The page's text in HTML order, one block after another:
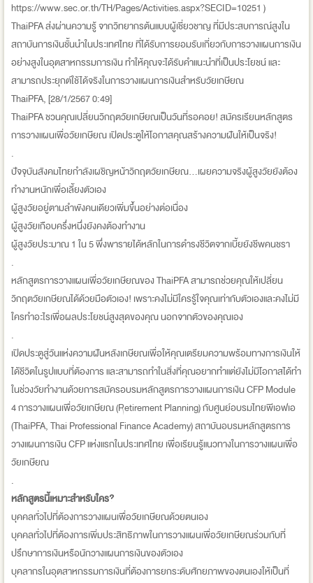
https://www.sec.or.th/TH/Pages/Activities.aspx?SECID=10251 )
ThaiPFA ส่งผ่านความรู้ จากวิทยากรต้นแบบผู้เชี่ยวชาญ ที่มีประสบการณ์สูงใน
สถาบันการเงินชั้นนำในประเทศไทย ที่ได้รับการยอมรับเกี่ยวกับการวางแผนการเงิน
อย่างสูงในอุตสาหกรรมการเงิน ทำให้คุณจะได้รับคำแนะนำที่เป็นประโยชน์ และ
สามารถประยุกต์ใช้ได้จริงในการวางแผนการเงินสำหรับวัยเกษียณ
ThaiPFA, [28/1/2567 0:49]
ThaiPFA ชวนคุณเปลี่ยนวิกฤตวัยเกษียณเป็นวันที่รอคอย! สมัครเรียนหลักสูตร
การวางแผนเพื่อวัยเกษียณ เปิดประตูให้โอกาสคุณสร้างความฝันให้เป็นจริง!
.
ปัจจุบันสังคมไทยกำลังเผชิญหน้าวิกฤตวัยเกษียณ...เผยความจริงผู้สูงวัยยังต้อง
ทำงานหนักเพื่อเลี้ยงตัวเอง
ผู้สูงวัยอยู่ตามลำพังคนเดียวเพิ่มขึ้นอย่างต่อเนื่อง
ผู้สูงวัยเกือบครึ่งหนึ่งยังคงต้องทำงาน
ผู้สูงวัยประมาณ 1 ใน 5 พึ่งพารายได้หลักในการดำรงชีวิตจากเบี้ยยังชีพคนชรา
.
หลักสูตรการวางแผนเพื่อวัยเกษียณของ ThaiPFA สามารถช่วยคุณให้เปลี่ยน
วิกฤตวัยเกษียณได้ด้วยมือตัวเอง! เพราะคงไม่มีใครรู้ใจคุณเท่ากับตัวเองและคงไม่มี
ใครทำอะไรเพื่อผลประโยชน์สูงสุดของคุณ นอกจากตัวของคุณเอง
.
เปิดประตูสู่วันแห่งความฝันหลังเกษียณเพื่อให้คุณเตรียมความพร้อมทางการเงินให้
ได้ชีวิตในรูปแบบที่ต้องการ และสามารถทำในสิ่งที่คุณอยากทำแต่ยังไม่มีโอกาสได้ทำ
ในช่วงวัยทำงานด้วยการสมัครอบรมหลักสูตรการวางแผนการเงิน CFP Module
4 การวางแผนเพื่อวัยเกษียณ (Retirement Planning) กับศูนย์อบรมไทยพีเอฟเอ
(ThaiPFA, Thai Professional Finance Academy) สถาบันอบรมหลักสูตรการ
วางแผนการเงิน CFP แห่งแรกในประเทศไทย เพื่อเรียนรู้แนวทางในการวางแผนเพื่อ
วัยเกษียณ
.
หลักสูตรนี้เหมาะสำหรับใคร?
บุคคลทั่วไปที่ต้องการวางแผนเพื่อวัยเกษียณด้วยตนเอง
บุคคลทั่วไปที่ต้องการเพิ่มประสิทธิภาพในการวางแผนเพื่อวัยเกษียณร่วมกับที่
ปรึกษาการเงินหรือนักวางแผนการเงินของตัวเอง
บุคลากรในอุตสาหกรรมการเงินที่ต้องการยกระดับศักยภาพของตนเองให้เป็นที่